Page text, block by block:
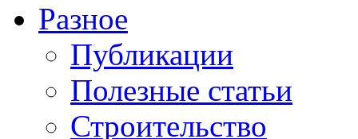
Разное
Публикации
Полезные статьи
Строительство